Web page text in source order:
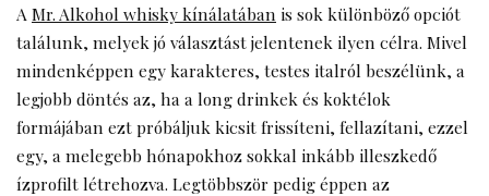
A Mr. Alkohol whisky kínálatában is sok különböző opciót
találunk, melyek jó választást jelentenek ilyen célra. Mivel
mindenképpen egy karakteres, testes italról beszélünk, a
legjobb döntés az, ha a long drinkek és koktélok
formájában ezt próbáljuk kicsit frissíteni, fellazítani, ezzel
egy, a melegebb hónapokhoz sokkal inkább illeszkedő
ízprofilt létrehozva. Legtöbbször pedig éppen az